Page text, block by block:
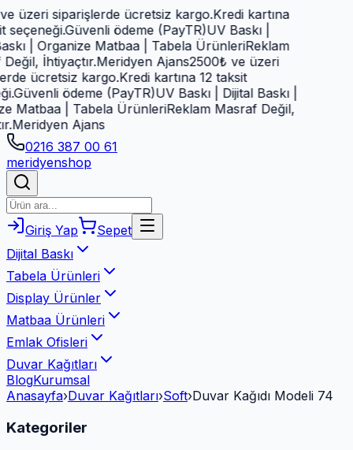
üzeri siparişlerde ücretsiz kargo.Kredi kartına
Güvenli ödeme (PayTR)UV Baskı |
| Organize Matbaa | Tabela ÜrünleriReklam
İhtiyaçtır.Meridyen Ajans2500₺ ve üzeri
ücretsiz kargo.Kredi kartına 12 taksit
Güvenli ödeme (PayTR)UV Baskı | Dijital Baskı |
Matbaa | Tabela ÜrünleriReklam Masraf Değil,
Meridyen Ajans
0216 387 00 61
meridyenshop
Giriş Yap
Sepet
Dijital Baskı
Tabela Ürünleri
Display Ürünler
Matbaa Ürünleri
Emlak Ofisleri
Duvar Kağıtları
BlogKurumsal
Anasayfa›Duvar Kağıtları›Soft›Duvar Kağıdı Modeli 74
Kategoriler